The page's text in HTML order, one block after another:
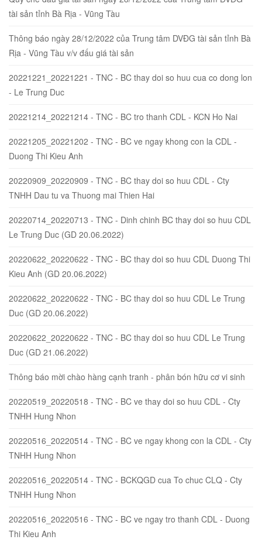
tài sản tỉnh Bà Rịa - Vũng Tàu
Thông báo ngày 28/12/2022 của Trung tâm DVĐG tài sản tỉnh Bà
Rịa - Vũng Tàu v/v đấu giá tài sản
20221221_20221221 - TNC - BC thay doi so huu cua co dong lon
- Le Trung Duc
20221214_20221214 - TNC - BC tro thanh CDL - KCN Ho Nai
20221205_20221202 - TNC - BC ve ngay khong con la CDL -
Duong Thi Kieu Anh
20220909_20220909 - TNC - BC thay doi so huu CDL - Cty
TNHH Dau tu va Thuong mai Thien Hai
20220714_20220713 - TNC - Dinh chinh BC thay doi so huu CDL
Le Trung Duc (GD 20.06.2022)
20220622_20220622 - TNC - BC thay doi so huu CDL Duong Thi
Kieu Anh (GD 20.06.2022)
20220622_20220622 - TNC - BC thay doi so huu CDL Le Trung
Duc (GD 20.06.2022)
20220622_20220622 - TNC - BC thay doi so huu CDL Le Trung
Duc (GD 21.06.2022)
Thông báo mời chào hàng cạnh tranh - phân bón hữu cơ vi sinh
20220519_20220518 - TNC - BC ve thay doi so huu CDL - Cty
TNHH Hung Nhon
20220516_20220514 - TNC - BC ve ngay khong con la CDL - Cty
TNHH Hung Nhon
20220516_20220514 - TNC - BCKQGD cua To chuc CLQ - Cty
TNHH Hung Nhon
20220516_20220516 - TNC - BC ve ngay tro thanh CDL - Duong
Thi Kieu Anh